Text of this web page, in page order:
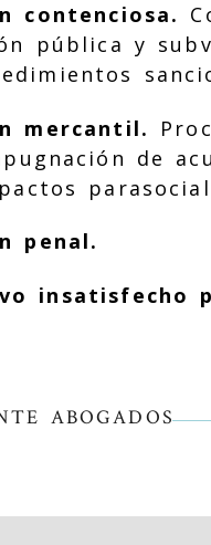
contenciosa.
pública y
mercantil.
de
penal.
insatisfecho
ABOGADOS